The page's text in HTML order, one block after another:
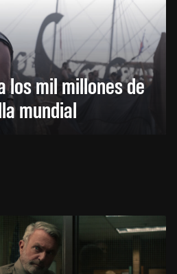
los mil millones de
mundial